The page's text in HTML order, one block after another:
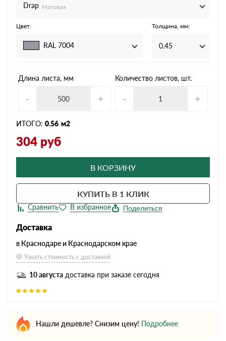
Drap Матовая
Цвет:
RAL 7004
Толщина, мм:
0.45
Длина листа, мм
- +
Количество листов, шт.
- +
ИТОГО: 0.56 м2
304 руб
В КОРЗИНУ
КУПИТЬ В 1 КЛИК
Поделиться
Доставка
в Краснодаре и Краснодарском крае
Узнать стоимость с доставкой
10 августа доставка при заказе сегодня
Нашли дешевле? Снизим цену! Подробнее